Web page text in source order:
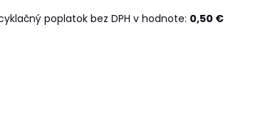
poplatok bez DPH v hodnote: 0,50 €